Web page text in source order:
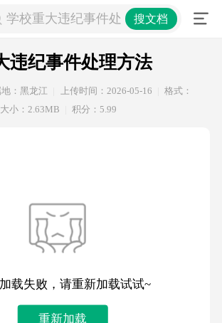
学校重大违纪事件处理方法
搜文档
违纪事件处理方法
地：黑龙江 上传时间：2026-05-16
格式：
大小：2.63MB 积分：5.99
载失败，请重新加载试试~
重新加载